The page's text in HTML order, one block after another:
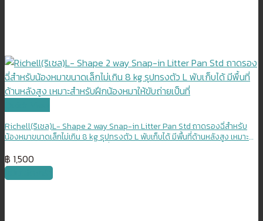
Richell(ริเชล)L- Shape 2 way Snap-in Litter Pan Std ถาดรองฉี่สำหรับ
น้องหมาขนาดเล็กไม่เกิน 8 kg รุปทรงตัว L พับเก็บได้ มีพื้นที่ด้านหลังสูง เหมาะ
฿ 1,500
หยิบใส่ตะกร้า